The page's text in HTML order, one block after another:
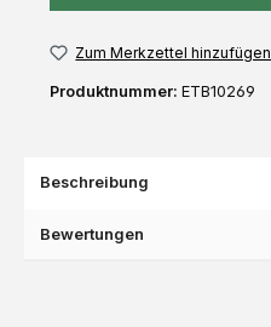
Zum Merkzettel hinzufügen
Produktnummer: ETB10269
Beschreibung
Bewertungen